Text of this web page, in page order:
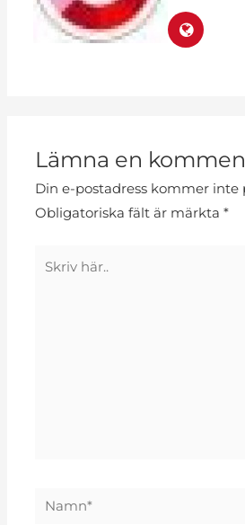
Lämna en
Din e-postadress kommer inte
Obligatoriska fält är märkta*